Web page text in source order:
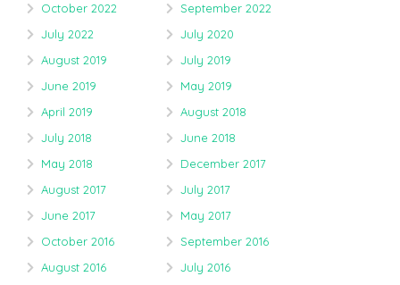
October 2022
September 2022
July 2022
July 2020
August 2019
July 2019
June 2019
May 2019
April 2019
August 2018
July 2018
June 2018
May 2018
December 2017
August 2017
July 2017
June 2017
May 2017
October 2016
September 2016
August 2016
July 2016